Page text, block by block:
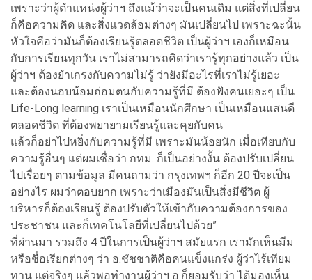
เพราะว่าผู้ตำแหน่งผู้ว่าฯ ถึงแม้ว่าจะเป็นคนเดิม แต่สิ่งที่เปลี่ยน
ก็คือความคิด และสิ่งแวดล้อมต่างๆ มันเปลี่ยนไป เพราะฉะนั้น
หัวใจคือว่ามันก็ต้องเรียนรู้ตลอดชีวิต เป็นผู้ว่าฯ เองก็เหมือน
กับการเรียนทุกวัน เราไม่สามารถคิดว่าเรารู้ทุกอย่างแล้ว เป็น
ผู้ว่าฯ ต้องยำเกรงกับความไม่รู้ ว่ายังมีอะไรที่เราไม่รู้เยอะ
และต้องนอบน้อมถ่อมตนกับความรู้ที่มี ต้องฟังคนเยอะๆ เป็น
Life-Long learning เราเป็นเหมือนนักศึกษา เป็นเหมือนแสนดี
ตลอดชีวิต ที่ต้องพยายามเรียนรู้และคุยกับคน
แล้วก็อย่าไปหยิ่งกับความรู้ที่มี เพราะมันน้อยนัก เมื่อเทียบกับ
ความรู้อื่นๆ แต่ผมเชื่อว่า กทม. ก็เป็นอย่างงั้น ต้องปรับเปลี่ยน
ไปเรื่อยๆ ตามข้อมูล มีคนถามว่า กรุงเทพฯ ก็อีก 20 ปีจะเป็น
อย่างไร ผมว่าตอบยาก เพราะว่าเมืองมันเป็นสิ่งมีชีวิต ผู้
บริหารก็ต้องเรียนรู้ ต้องปรับตัวให้เข้ากับความต้องการของ
ประชาชน และก็เทคโนโลยีที่เปลี่ยนไปด้วย”
ที่ผ่านมา รวมถึง 4 ปีในการเป็นผู้ว่าฯ สมัยแรก เรามักเห็นมีม
หรือชื่อเรียกต่างๆ ว่า อ.ชัชชาติคือคนแข็งแกร่ง ผู้ว่าไร้เทียม
ทาน แต่จริงๆ แล้วพอทำงานผู้ว่าฯ อ.ก็ยอมรับว่า ได้มองเห็น